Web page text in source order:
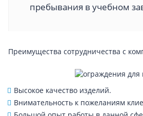
пребывания в учебном
Преимущества сотрудничества с
Высокое качество изделий.
Внимательность к пожеланиям